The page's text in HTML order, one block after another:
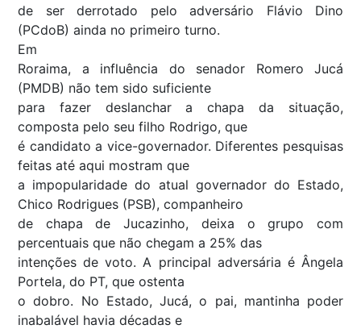
de ser derrotado pelo adversário Flávio Dino
(PCdoB) ainda no primeiro turno.
Em
Roraima, a influência do senador Romero Jucá
(PMDB) não tem sido suficiente
para fazer deslanchar a chapa da situação,
composta pelo seu filho Rodrigo, que
é candidato a vice-governador. Diferentes pesquisas
feitas até aqui mostram que
a impopularidade do atual governador do Estado,
Chico Rodrigues (PSB), companheiro
de chapa de Jucazinho, deixa o grupo com
percentuais que não chegam a 25% das
intenções de voto. A principal adversária é Ângela
Portela, do PT, que ostenta
o dobro. No Estado, Jucá, o pai, mantinha poder
inabalável havia décadas e